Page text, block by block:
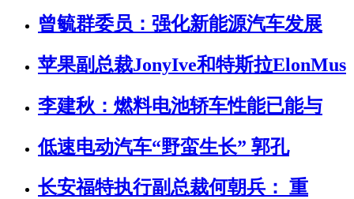
曾毓群委员：强化新能源汽车发展
苹果副总裁JonyIve和特斯拉ElonMus
李建秋：燃料电池轿车性能已能与
低速电动汽车“野蛮生长” 郭孔
长安福特执行副总裁何朝兵： 重